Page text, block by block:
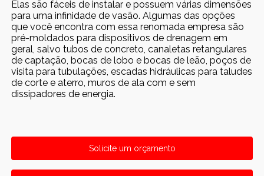
Elas são fáceis de instalar e possuem várias dimensões
para uma infinidade de vasão. Algumas das opções
que você encontra com essa renomada empresa são
pré-moldados para dispositivos de drenagem em
geral, salvo tubos de concreto, canaletas retangulares
de captação, bocas de lobo e bocas de leão, poços de
visita para tubulações, escadas hidráulicas para taludes
de corte e aterro, muros de ala com e sem
dissipadores de energia.
Solicite um orçamento